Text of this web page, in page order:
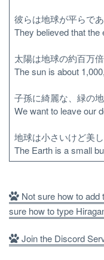
彼らは地球が平らであ
They believed that the
太陽は地球の約百万
The sun is about
子孫に綺麗な、緑の地
We want to leave our
地球は小さいけど美し
The Earth is a small
Not sure how to
sure how to type
Join the Discord